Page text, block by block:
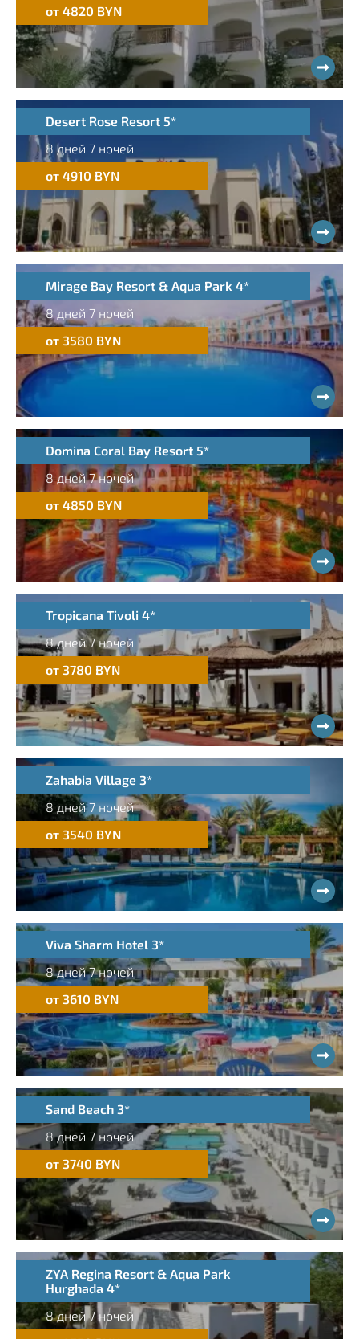
от 4820 BYN
Desert Rose Resort 5*
8 дней 7 ночей
от 4910 BYN
Mirage Bay Resort & Aqua Park 4*
8 дней 7 ночей
от 3580 BYN
Domina Coral Bay Resort 5*
8 дней 7 ночей
от 4850 BYN
Tropicana Tivoli 4*
8 дней 7 ночей
от 3780 BYN
Zahabia Village 3*
8 дней 7 ночей
от 3540 BYN
Viva Sharm Hotel 3*
8 дней 7 ночей
от 3610 BYN
Sand Beach 3*
8 дней 7 ночей
от 3740 BYN
ZYA Regina Resort & Aqua Park
Hurghada 4*
8 дней 7 ночей